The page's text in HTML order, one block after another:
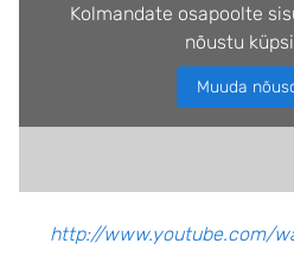
Kolmandate osapoolte
nõustu
Muuda
http://www.youtube.com/